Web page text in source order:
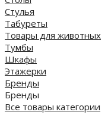
Стулья
Табуреты
Товары для животных
Тумбы
Шкафы
Этажерки
Бренды
Бренды
Все товары категории